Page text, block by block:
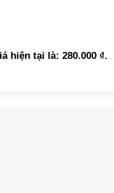
hiện tại là: 280.000 ₫.